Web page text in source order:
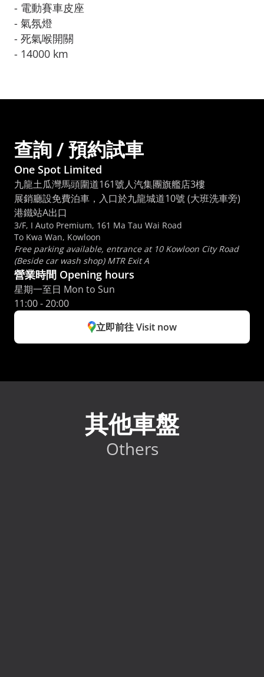
- 電動賽車皮座
- 氣氛燈
- 死氣喉開關
- 14000 km
查詢 / 預約試車
One Spot Limited
九龍土瓜灣馬頭圍道161號人汽集團旗艦店3樓
展銷廳設免費泊車，入口於九龍城道10號 (大班洗車旁)
港鐵站A出口
3/F, I Auto Premium, 161 Ma Tau Wai Road
To Kwa Wan, Kowloon
Free parking available, entrance at 10 Kowloon City Road
(Beside car wash shop) MTR Exit A
營業時間 Opening hours
星期一至日 Mon to Sun
11:00 - 20:00
立即前往 Visit now
其他車盤
Others